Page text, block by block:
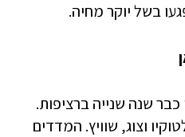
בשל יוקר מחיה.
כבר שנה שנייה ברציפות.
וצוג, שוויץ. המדדים